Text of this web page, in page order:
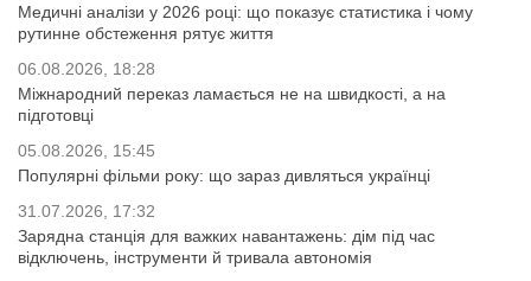
Медичні аналізи у 2026 році: що показує статистика і чому
рутинне обстеження рятує життя
06.08.2026, 18:28
Міжнародний переказ ламається не на швидкості, а на
підготовці
05.08.2026, 15:45
Популярні фільми року: що зараз дивляться українці
31.07.2026, 17:32
Зарядна станція для важких навантажень: дім під час
відключень, інструменти й тривала автономія